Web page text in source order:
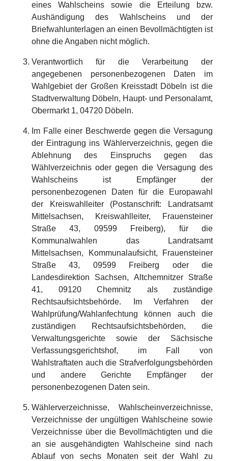
eines Wahlscheins sowie die Erteilung bzw.
Aushändigung des Wahlscheins und der
Briefwahlunterlagen an einen Bevollmächtigten ist
ohne die Angaben nicht möglich.
Verantwortlich für die Verarbeitung der
angegebenen personenbezogenen Daten im
Wahlgebiet der Großen Kreisstadt Döbeln ist die
Stadtverwaltung Döbeln, Haupt- und Personalamt,
Obermarkt 1, 04720 Döbeln.
Im Falle einer Beschwerde gegen die Versagung
der Eintragung ins Wählerverzeichnis, gegen die
Ablehnung des Einspruchs gegen das
Wählverzeichnis oder gegen die Versagung des
Wahlscheins ist Empfänger der
personenbezogenen Daten für die Europawahl
der Kreiswahlleiter (Postanschrift: Landratsamt
Mittelsachsen, Kreiswahlleiter, Frauensteiner
Straße 43, 09599 Freiberg), für die
Kommunalwahlen das Landratsamt
Mittelsachsen, Kommunalaufsicht, Frauensteiner
Straße 43, 09599 Freiberg oder die
Landesdirektion Sachsen, Altchemnitzer Straße
41, 09120 Chemnitz als zuständige
Rechtsaufsichtsbehörde. Im Verfahren der
Wahlprüfung/Wahlanfechtung können auch die
zuständigen Rechtsaufsichtsbehörden, die
Verwaltungsgerichte sowie der Sächsische
Verfassungsgerichtshof, im Fall von
Wahlstraftaten auch die Strafverfolgungsbehörden
und andere Gerichte Empfänger der
personenbezogenen Daten sein.
Wählerverzeichnisse, Wahlscheinverzeichnisse,
Verzeichnisse der ungültigen Wahlscheine sowie
Verzeichnisse über die Bevollmächtigten und die
an sie ausgehändigten Wahlscheine sind nach
Ablauf von sechs Monaten seit der Wahl zu